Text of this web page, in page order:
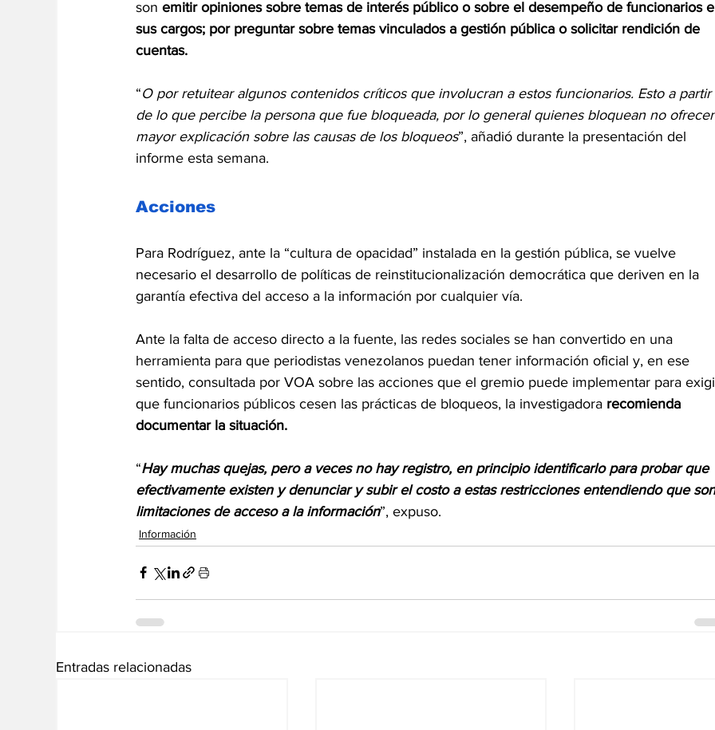
son emitir opiniones sobre temas de interés público o sobre el desempeño de funcionarios
sus cargos; por preguntar sobre temas vinculados a gestión pública o solicitar rendición de
cuentas.
“O por retuitear algunos contenidos críticos que involucran a estos funcionarios. Esto a partir
de lo que percibe la persona que fue bloqueada, por lo general quienes bloquean no
mayor explicación sobre las causas de los bloqueos”, añadió durante la presentación del
informe esta semana.
Acciones
Para Rodríguez, ante la “cultura de opacidad” instalada en la gestión pública, se vuelve
necesario el desarrollo de políticas de reinstitucionalización democrática que deriven en la
garantía efectiva del acceso a la información por cualquier vía.
Ante la falta de acceso directo a la fuente, las redes sociales se han convertido en una
herramienta para que periodistas venezolanos puedan tener información oficial y, en ese
sentido, consultada por VOA sobre las acciones que el gremio puede implementar para
que funcionarios públicos cesen las prácticas de bloqueos, la investigadora recomienda
documentar la situación.
“Hay muchas quejas, pero a veces no hay registro, en principio identificarlo para probar que
efectivamente existen y denunciar y subir el costo a estas restricciones entendiendo que
limitaciones de acceso a la información”, expuso.
Información
Entradas relacionadas